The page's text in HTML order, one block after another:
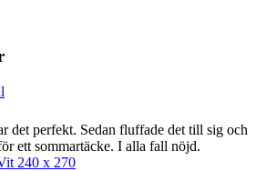
det perfekt. Sedan fluffade det till sig och
ett sommartäcke. I alla fall nöjd.
240 x 270